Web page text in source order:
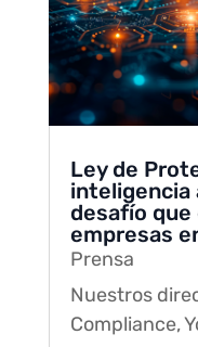
Ley de
inteligencia
desafío
empresas
Prensa
Nuestros
Compliance,